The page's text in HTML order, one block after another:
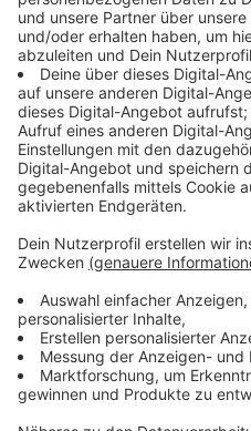
RAYEs „WHERE IS MY
Aufsehen gesorgt und
Streams erreicht.
In den letzten Monaten
Zeichen von „Gone Gone
mit Teddy Swims und
177 Millionen Streams
ikonischen Albums „J.Lo.“
Edition“, das in
Platin-Status erlangte.